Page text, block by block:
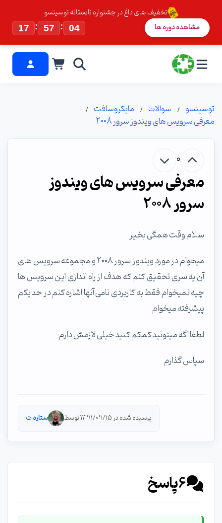
تخفیف های داغ در جشنواره تابستانه توسینسو
17
: 57 : 03 مشاهده دوره ها
توسینسو سوالات
مایکروسافت
معرفی سرویس های ویندوز سرور 2008
0
معرفی سرویس های ویندوز
سرور 2008
سلام وقت همگی بخیر
میخوام در مورد ویندوز سرور 2008 و مجموعه سرویس های
آن یه سری تحقیق کنم که هدف از راه اندازی این سرویس ها
چیه نمیخوام فقط به کاربردی نامی آنها اشاره کنم در حد یکم
پیشرفته میخوام
لطفا اگه میتونید کمکم کنید خیلی لازمش دارم
سپاس گذارم
پرسیده شده در 1391/09/15 توسط ستاره ت
6پاسخ